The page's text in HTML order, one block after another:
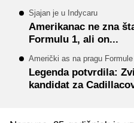
Sjajan je u Indycaru
Amerikanac ne zna
Formulu 1, ali on...
Američki as na pragu Formule
Legenda potvrdila:
kandidat za